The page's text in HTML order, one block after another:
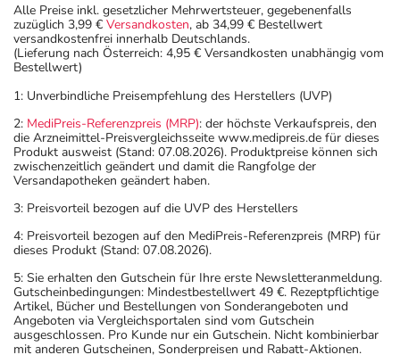
Alle Preise inkl. gesetzlicher Mehrwertsteuer, gegebenenfalls
zuzüglich 3,99 € Versandkosten, ab 34,99 € Bestellwert
versandkostenfrei innerhalb Deutschlands.
(Lieferung nach Österreich: 4,95 € Versandkosten unabhängig vom
Bestellwert)
1: Unverbindliche Preisempfehlung des Herstellers (UVP)
2: MediPreis-Referenzpreis (MRP): der höchste Verkaufspreis, den
die Arzneimittel-Preisvergleichsseite www.medipreis.de für dieses
Produkt ausweist (Stand: 07.08.2026). Produktpreise können sich
zwischenzeitlich geändert und damit die Rangfolge der
Versandapotheken geändert haben.
3: Preisvorteil bezogen auf die UVP des Herstellers
4: Preisvorteil bezogen auf den MediPreis-Referenzpreis (MRP) für
dieses Produkt (Stand: 07.08.2026).
5: Sie erhalten den Gutschein für Ihre erste Newsletteranmeldung.
Gutscheinbedingungen: Mindestbestellwert 49 €. Rezeptpflichtige
Artikel, Bücher und Bestellungen von Sonderangeboten und
Angeboten via Vergleichsportalen sind vom Gutschein
ausgeschlossen. Pro Kunde nur ein Gutschein. Nicht kombinierbar
mit anderen Gutscheinen, Sonderpreisen und Rabatt-Aktionen.